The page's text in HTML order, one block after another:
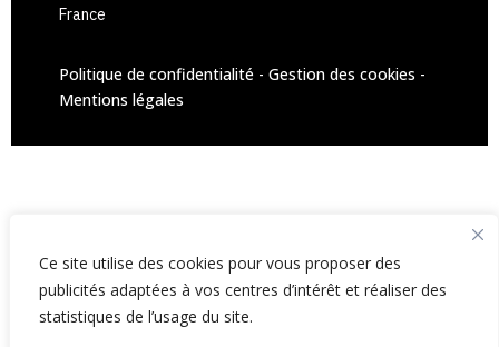
Ce site utilise des cookies pour vous proposer des
publicités adaptées à vos centres d’intérêt et réaliser des
statistiques de l’usage du site.
France
Politique de confidentialité- Gestion des cookies -
Mentions légales